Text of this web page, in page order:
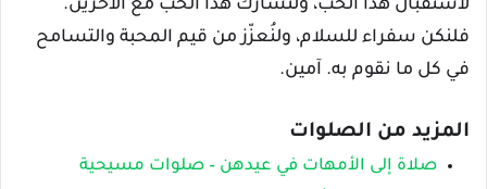
لاستقبال هذا الحب، ولنشارك هذا الحب مع الآخرين.
فلنكن سفراء للسلام، ولنُعزّز من قيم المحبة والتسامح
في كل ما نقوم به. آمين.
المزيد من الصلوات
صلاة إلى الأمهات في عيدهن – صلوات مسيحية